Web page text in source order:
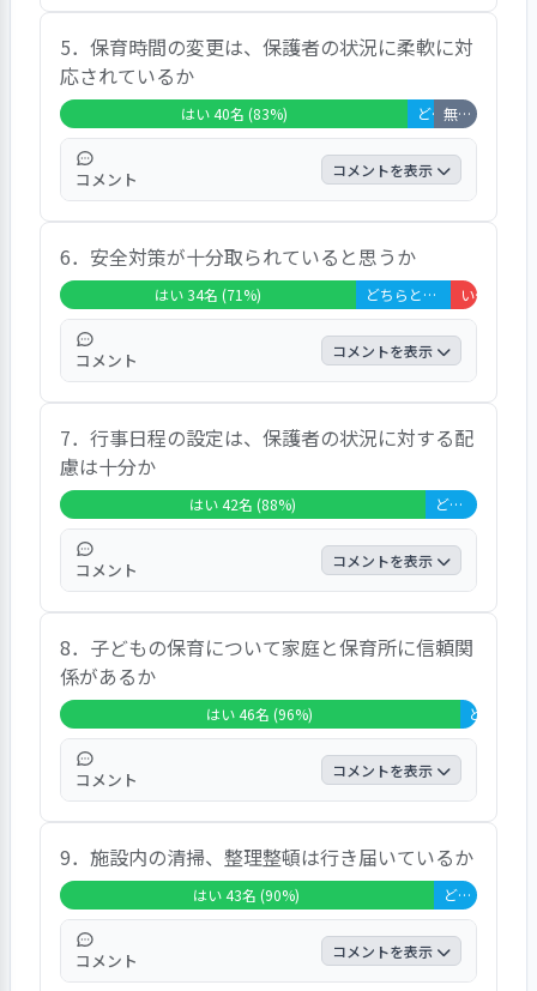
9割以上の回答者が「はい」としている。
「行事がたくさんありとても良い」、「行事
が工夫されていて子どもも家族も楽しく参加
している」、「園内に季節を感じる樹木や植
物があり、送迎時は自分も季節を感じること
ができる」、「公園によく行っているよう
だ」などのコメントがあった。
5．保育時間の変更は、保護者の状況に柔軟に対
応されているか
はい 40名 (83%) どちらともいえない 3名 (6%) 無回答・非該当 5名 (10%)
コメント コメントを表示
8割以上の回答者が「はい」としている。当
日の連絡でも対応してくれることに感謝を述
べるコメントがあった。
6．安全対策が十分取られていると思うか
はい 34名 (71%) どちらともいえない 11名 (23%) いいえ 3名 (6%)
コメント コメントを表示
7割以上の回答者が「はい」としている。入
園時面接で全員に説明し理解をしてもらって
いるが、「誰でも自由に出入り可能なため、
安全対策としては多少不安がある」という意
見が出ていた。
7．行事日程の設定は、保護者の状況に対する配
慮は十分か
はい 42名 (88%) どちらともいえない 6名 (13%)
コメント コメントを表示
8割以上の回答者が「はい」としている。
「機会を捉えて声をかけてくれる」というコ
メントがあった。
8．子どもの保育について家庭と保育所に信頼関
係があるか
はい 46名 (96%) どちらと
コメント コメントを表示
9割以上の回答者が「はい」としている。い
つも子どもの様子を丁寧に伝えてくれるこ
と、どの先生も親身に話を聞いてくれるこ
と、相談しやすく、こちらが気づかない子ど
もの気持ちを見てくれていることなどに感謝
を述べるコメントがあった。
9．施設内の清掃、整理整頓は行き届いているか
はい 43名 (90%) どちらともいえない 5名 (10%)
コメント コメントを表示